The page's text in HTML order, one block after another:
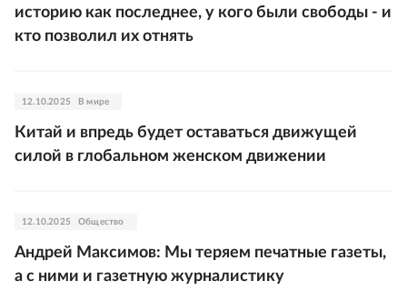
историю как последнее, у кого были свободы - и
кто позволил их отнять
12.10.2025 В мире
Китай и впредь будет оставаться движущей
силой в глобальном женском движении
12.10.2025 Общество
Андрей Максимов: Мы теряем печатные газеты,
а с ними и газетную журналистику